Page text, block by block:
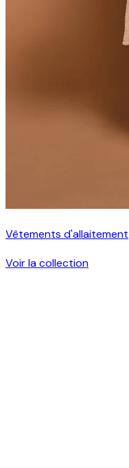
Vêtements d'allaitement
Voir la collection